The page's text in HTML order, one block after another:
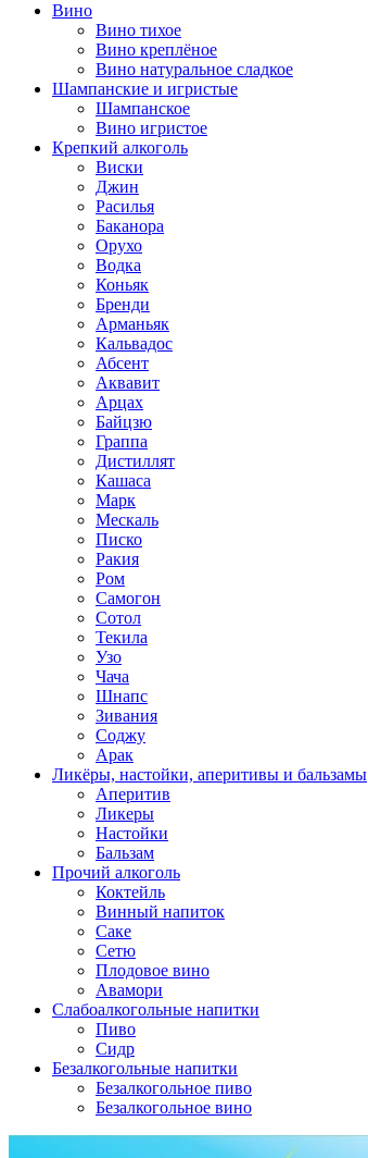
Вино
Вино тихое
Вино креплёное
Вино натуральное сладкое
Шампанские и игристые
Шампанское
Вино игристое
Крепкий алкоголь
Виски
Джин
Расилья
Баканора
Орухо
Водка
Коньяк
Бренди
Арманьяк
Кальвадос
Абсент
Аквавит
Арцах
Байцзю
Граппа
Дистиллят
Кашаса
Марк
Мескаль
Писко
Ракия
Ром
Самогон
Сотол
Текила
Узо
Чача
Шнапс
Зивания
Соджу
Арак
Ликёры, настойки, аперитивы и бальзамы
Аперитив
Ликеры
Настойки
Бальзам
Прочий алкоголь
Коктейль
Винный напиток
Саке
Сетю
Плодовое вино
Авамори
Слабоалкогольные напитки
Пиво
Сидр
Безалкогольные напитки
Безалкогольное пиво
Безалкогольное вино